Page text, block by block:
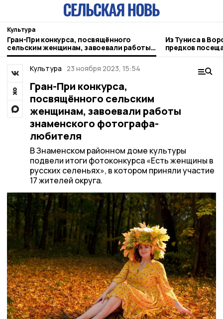
Культура
Гран-При конкурса, посвящённого
сельским женщинам, завоевали работы
знаменского фотографа-любителя
Из Туниса в
предков
зарубежья
Культура 23 ноября 2023, 15:54
Гран-При конкурса,
посвящённого сельским
женщинам, завоевали работы
знаменского фотографа-
любителя
В Знаменском районном доме культуры
подвели итоги фотоконкурса «Есть женщины в
русских селеньях», в котором приняли участие
17 жителей округа.